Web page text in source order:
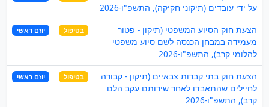
על ידי עובדים (תיקוני חקיקה), התשפ"ו-2026
הצעת חוק הסיוע המשפטי (תיקון - פטור
מעמידה במבחן הכנסה לשם סיוע משפטי
להלומי קרב), התשפ"ו-2026
בטיפול יוזם ראשי
הצעת חוק בתי קברות צבאיים (תיקון - קבורה
לחיילים שהתאבדו לאחר שירותם עקב הלם
קרב), התשפ"ו-2026
בטיפול יוזם ראשי